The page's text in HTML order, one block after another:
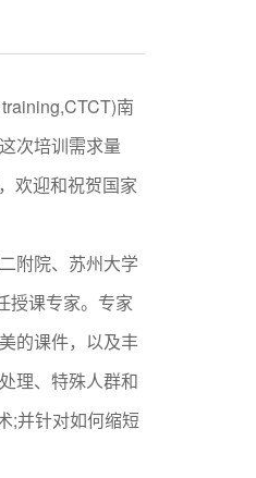
南
次培训需求量
欢迎和祝贺国家
附院、苏州大学
授课专家。专家
的课件，以及丰
理、特殊人群和
;并针对如何缩短